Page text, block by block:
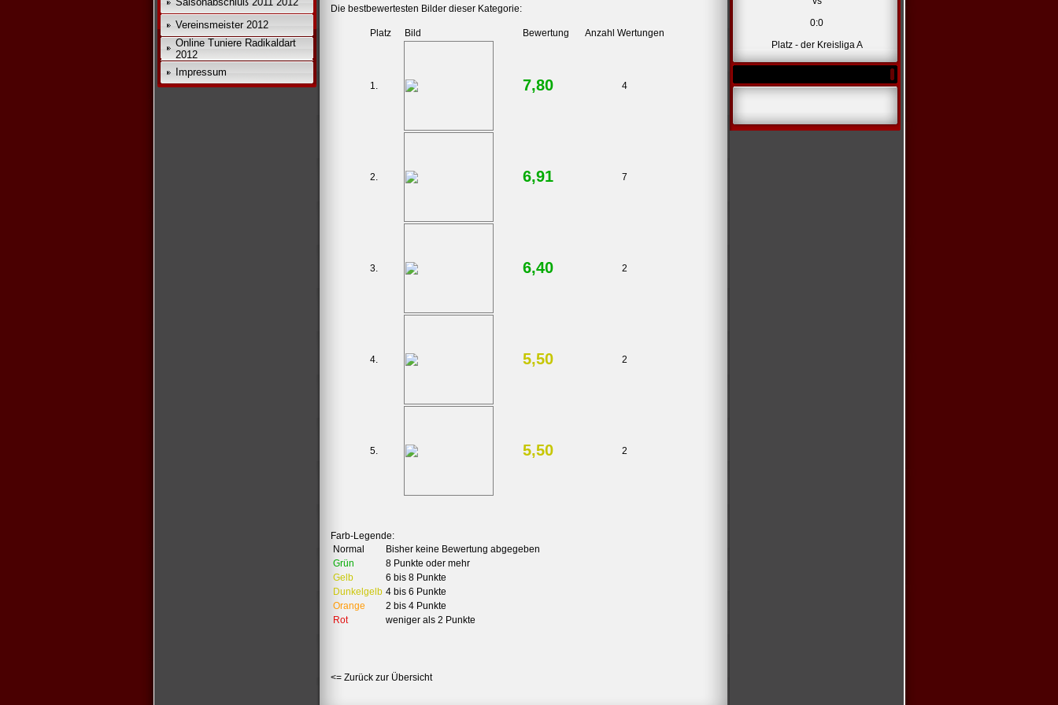
Vereinsmeister 2012
Online Tuniere Radikaldart
2012
Impressum
Die bestbewertesten Bilder dieser Kategorie:
Platz Bild Bewertung Anzahl Wertungen
1. 7,80 4
2. 6,91 7
3. 6,40 2
4. 5,50 2
5. 5,50 2
Farb-Legende:
Normal
Bisher keine Bewertung abgegeben
Grün
8 Punkte oder mehr
Gelb
6 bis 8 Punkte
Dunkelgelb 4 bis 6 Punkte
Orange
2 bis 4 Punkte
Rot
weniger als 2 Punkte
<= Zurück zur Übersicht
0:0
Platz - der Kreisliga A